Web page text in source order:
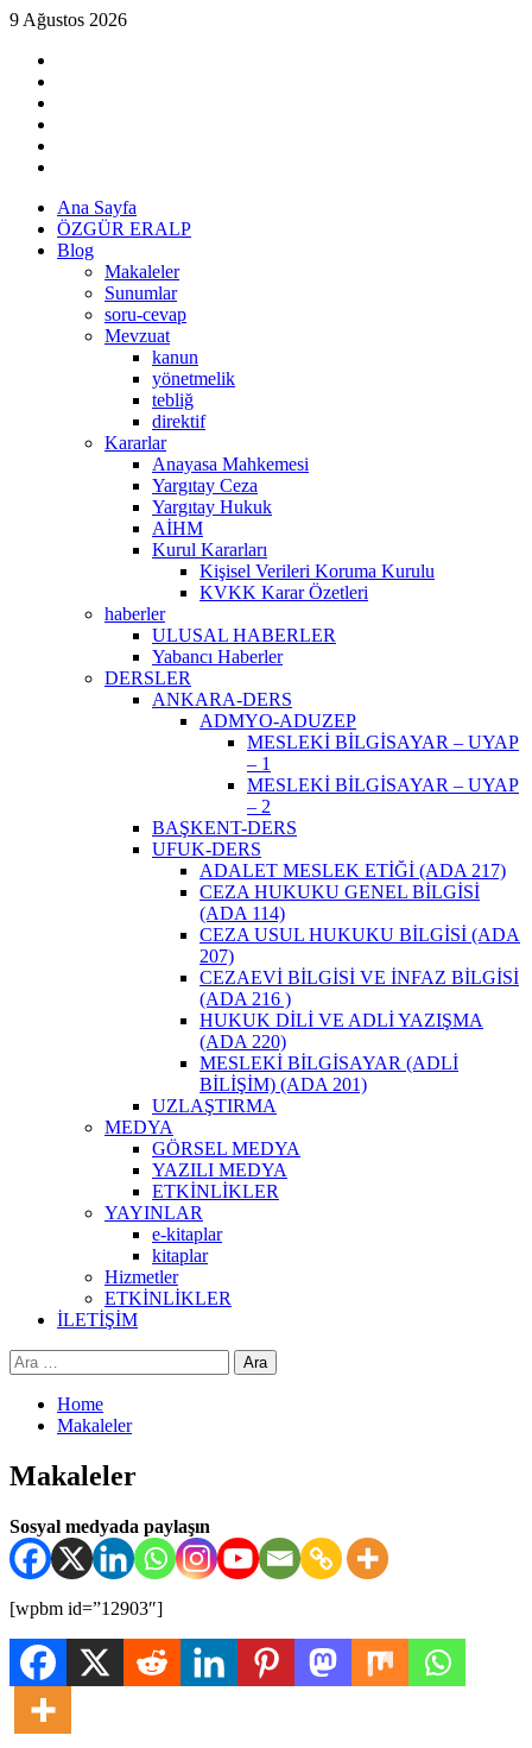
Skip
content
9 Ağustos 2026
Primary
Menu
Ana Sayfa
ÖZGÜR ERALP
Blog
Makaleler
Sunumlar
soru-cevap
Mevzuat
kanun
yönetmelik
tebliğ
direktif
Kararlar
Anayasa Mahkemesi
Yargıtay Ceza
Yargıtay Hukuk
AİHM
Kurul Kararları
Kişisel Verileri Koruma Kurulu
KVKK Karar Özetleri
haberler
ULUSAL HABERLER
Yabancı Haberler
DERSLER
ANKARA-DERS
ADMYO-ADUZEP
MESLEKİ BİLGİSAYAR – UYAP
– 1
MESLEKİ BİLGİSAYAR – UYAP
– 2
BAŞKENT-DERS
UFUK-DERS
ADALET MESLEK ETİĞİ (ADA 217)
CEZA HUKUKU GENEL BİLGİSİ
(ADA 114)
CEZA USUL HUKUKU BİLGİSİ (ADA
207)
CEZAEVİ BİLGİSİ VE İNFAZ BİLGİSİ
(ADA 216 )
HUKUK DİLİ VE ADLİ YAZIŞMA
(ADA 220)
MESLEKİ BİLGİSAYAR (ADLİ
BİLİŞİM) (ADA 201)
UZLAŞTIRMA
MEDYA
GÖRSEL MEDYA
YAZILI MEDYA
ETKİNLİKLER
YAYINLAR
e-kitaplar
kitaplar
Hizmetler
ETKİNLİKLER
İLETİŞİM
Arama:
Home
Makaleler
Makaleler
Sosyal medyada paylaşın
[wpbm id=”12903″]